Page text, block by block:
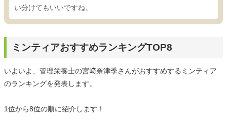
い分けてもいいですね。
ミンティアおすすめランキングTOP8
いよいよ、管理栄養士の宮﨑奈津季さんがおすすめするミンティア
のランキングを発表します。
1位から8位の順に紹介します！